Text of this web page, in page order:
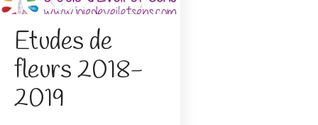
Etudes de
fleurs 2018-
2019